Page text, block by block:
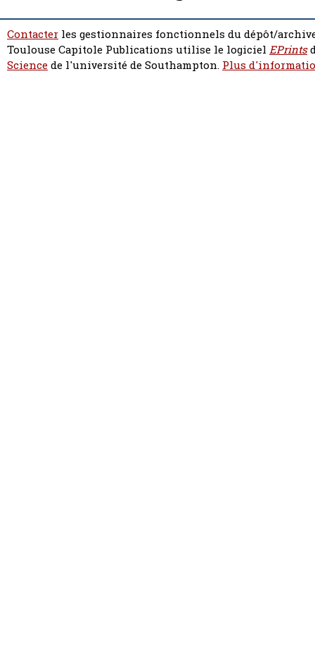
Contacter les gestionnaires fonctionnels du dépôt/
Toulouse Capitole Publications utilise le logiciel EPrints
Sciencede l'université de Southampton. Plus